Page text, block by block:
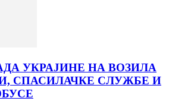
УКРАЈИНЕ НА ВОЗИЛА
СПАСИЛАЧКЕ СЛУЖБЕ И